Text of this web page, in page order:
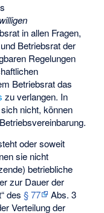
in allen Fragen,
Betriebsrat der
Regelungen
Betriebsrat das
zu verlangen. In
nicht, können
oder soweit
sie nicht
betriebliche
zur Dauer der
des§ 77
Abs. 3
Verteilung der